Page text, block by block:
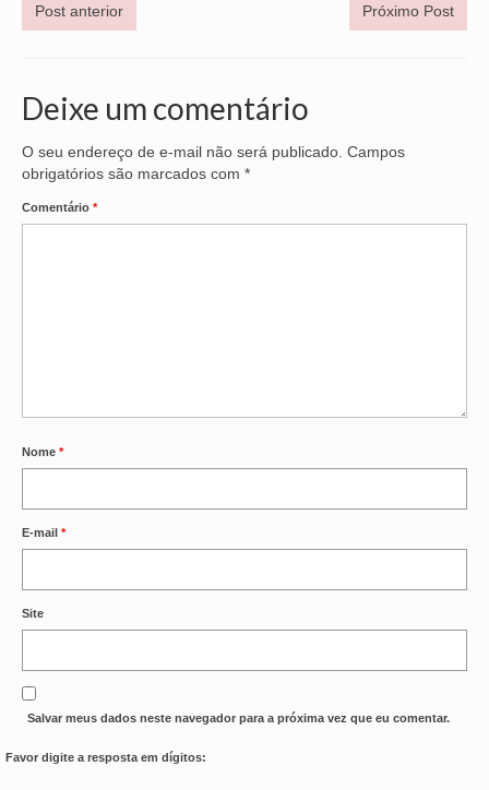
Post anterior Próximo Post
Deixe um comentário
O seu endereço de e-mail não será publicado. Campos
obrigatórios são marcados com *
Comentário *
Nome *
E-mail *
Site
Salvar meus dados neste navegador para a próxima vez que eu comentar.
Favor digite a resposta em dígitos: